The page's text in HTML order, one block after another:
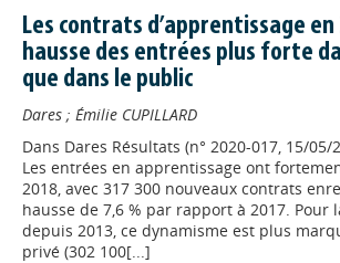
Les contrats d’apprentissage en
hausse des entrées plus forte
que dans le public
Dares ; Émilie CUPILLARD
Dans Dares Résultats (n° 2020-017, 15/05/
Les entrées en apprentissage ont
2018, avec 317 300 nouveaux contrats
hausse de 7,6 % par rapport à 2017. Pour
depuis 2013, ce dynamisme est plus
privé (302 100[...]